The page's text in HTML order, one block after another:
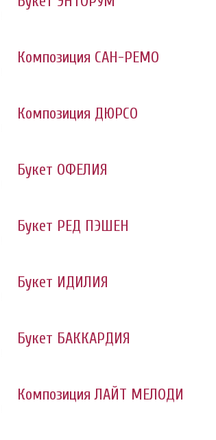
Композиция САН-РЕМО
Композиция ДЮРСО
Букет ОФЕЛИЯ
Букет РЕД ПЭШЕН
Букет ИДИЛИЯ
Букет БАККАРДИЯ
Композиция ЛАЙТ МЕЛОДИ